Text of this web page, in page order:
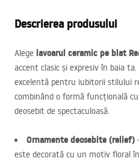
Descrierea produsului
Alege lavoarul ceramic pe blat
accent clasic și expresiv în baia
excelentă pentru iubitorii stilului
combinând o formă funcțională
deosebit de spectaculoasă.
Ornamente deosebite (relief)
este decorată cu un motiv floral